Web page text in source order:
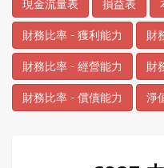
現金流量表 損益表
財務比率 - 獲利能力 財
財務比率 - 經營能力 財
財務比率 - 償債能力 淨